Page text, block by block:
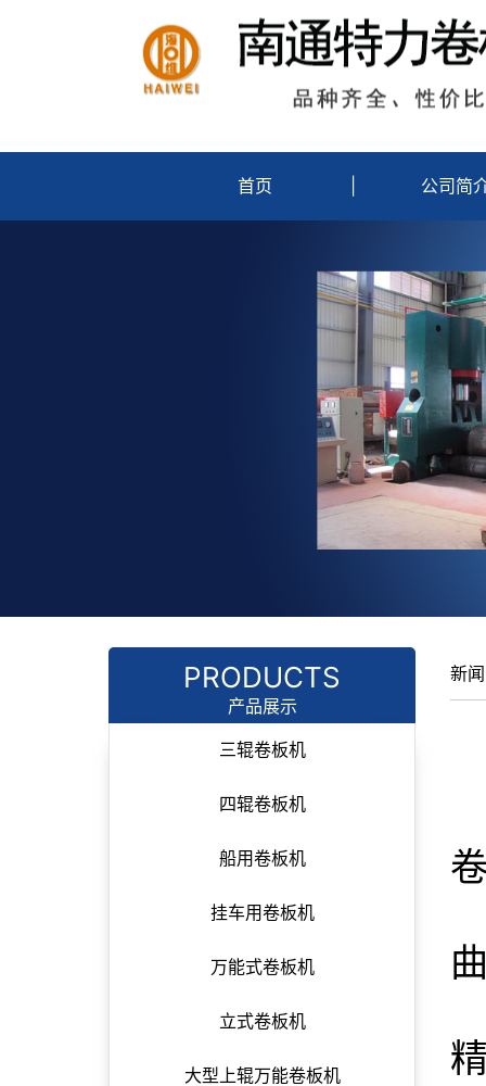
首页 公司简
PRODUCTS
产品展示
三辊卷板机
四辊卷板机
船用卷板机
挂车用卷板机
万能式卷板机
立式卷板机
大型上辊万能卷板机
新